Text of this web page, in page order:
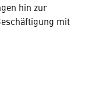
hin zur
mit